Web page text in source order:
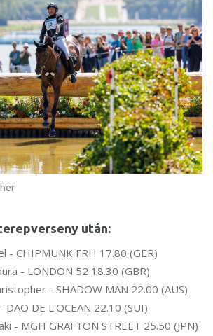
után:
- CHIPMUNK FRH 17.80 (GER)
- LONDON 52 18.30 (GBR)
- SHADOW MAN 22.00 (AUS)
DAO DE L'OCEAN 22.10 (SUI)
- MGH GRAFTON STREET 25.50 (JPN)